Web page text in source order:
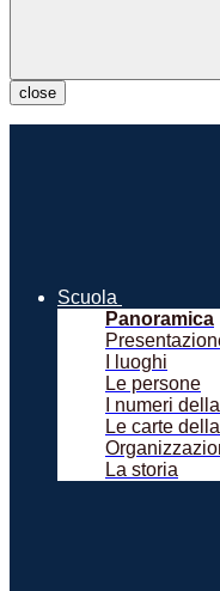
close
Scuola
Panoramica
I luoghi
Le persone
I numeri
Le carte
La storia